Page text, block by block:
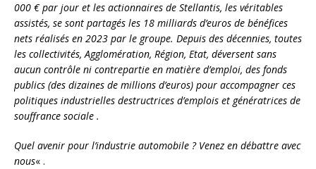
000 € par jour et les actionnaires de Stellantis, les véritables
assistés, se sont partagés les 18 milliards d’euros de bénéfices
nets réalisés en 2023 par le groupe. Depuis des décennies, toutes
les collectivités, Agglomération, Région, Etat, déversent sans
aucun contrôle ni contrepartie en matière d’emploi, des fonds
publics (des dizaines de millions d’euros) pour accompagner ces
politiques industrielles destructrices d’emplois et génératrices de
souffrance sociale .
Quel avenir pour l’industrie automobile ? Venez en débattre avec
nous« .